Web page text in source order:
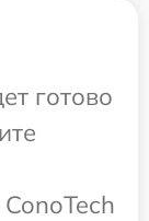
готово